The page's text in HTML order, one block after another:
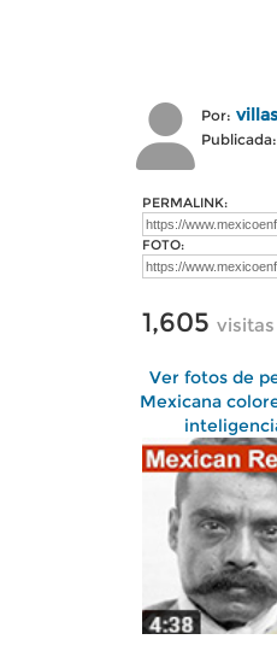
Por:
PERMALINK:
FOTO:
1,605 visitas
Ver fotos de
Mexicana